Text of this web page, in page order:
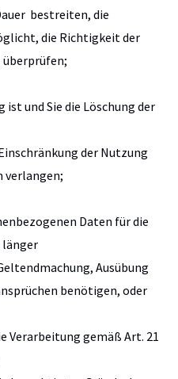
bestreiten, die
die Richtigkeit der
und Sie die Löschung der
der Nutzung
verlangen;
Daten für die
länger
Ausübung
benötigen, oder
Verarbeitung gemäß Art. 21